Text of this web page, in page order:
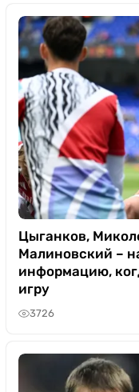
Цыганков,
Малиновский –
информацию,
игру
3726